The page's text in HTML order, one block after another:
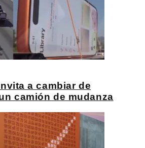
a cambiar de
camión de mudanza